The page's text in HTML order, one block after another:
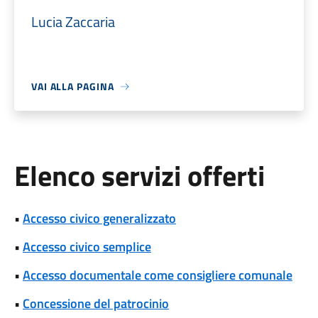
Lucia Zaccaria
VAI ALLA PAGINA
Elenco servizi offerti
•Accesso civico generalizzato
•Accesso civico semplice
•Accesso documentale come consigliere comunale
• Concessione del patrocinio